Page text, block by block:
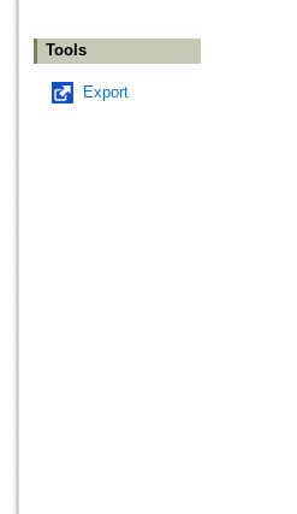
Tools
Export